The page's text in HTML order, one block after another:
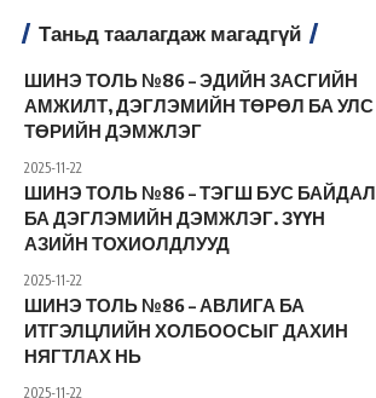
Таньд таалагдаж магадгүй
ШИНЭ ТОЛЬ №86 – ЭДИЙН ЗАСГИЙН
АМЖИЛТ, ДЭГЛЭМИЙН ТӨРӨЛ БА УЛС
ТӨРИЙН ДЭМЖЛЭГ
2025-11-22
ШИНЭ ТОЛЬ №86 – ТЭГШ БУС БАЙДАЛ
БА ДЭГЛЭМИЙН ДЭМЖЛЭГ. ЗҮҮН
АЗИЙН ТОХИОЛДЛУУД
2025-11-22
ШИНЭ ТОЛЬ №86 – АВЛИГА БА
ИТГЭЛЦЛИЙН ХОЛБООСЫГ ДАХИН
НЯГТЛАХ НЬ
2025-11-22